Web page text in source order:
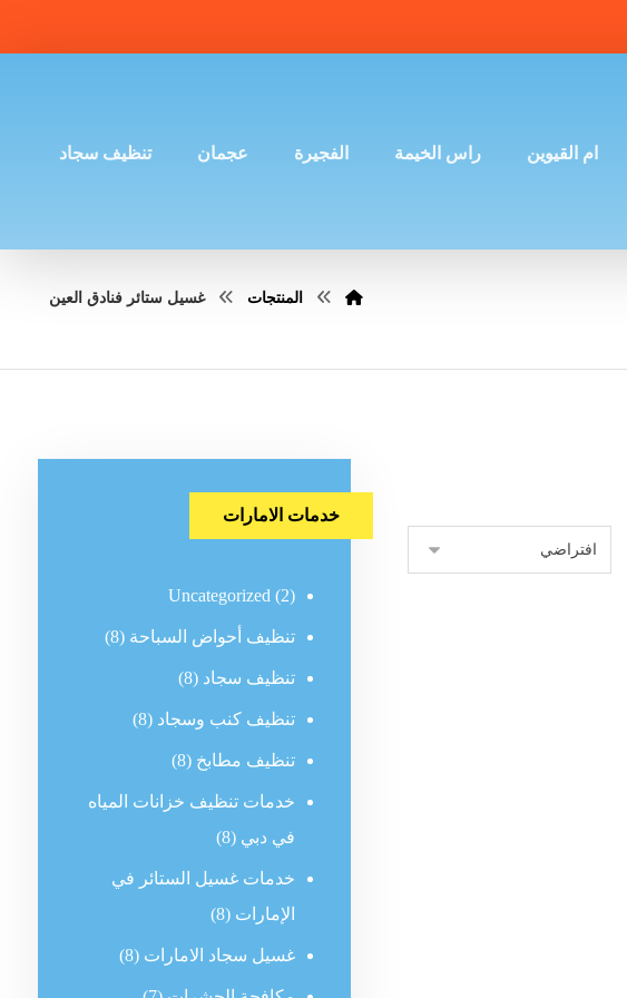
ام القيوين راس الخيمة الفجيرة عجمان تنظيف سجاد
المنتجات غسيل ستائر فنادق العين
خدمات الامارات
Uncategorized (2)
تنظيف أحواض السباحة (8)
تنظيف سجاد (8)
تنظيف كنب وسجاد (8)
تنظيف مطابخ (8)
خدمات تنظيف خزانات المياه
في دبي (8)
خدمات غسيل الستائر في
الإمارات (8)
غسيل سجاد الامارات (8)